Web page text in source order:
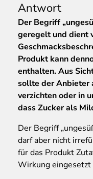
Antwort
Der Begriff
geregelt und dient
Produkt kann
enthalten. Aus
sollte der Anbieter
verzichten oder in
dass Zucker als
Der Begriff
darf aber nicht
für das Produkt
Wirkung eingesetzt